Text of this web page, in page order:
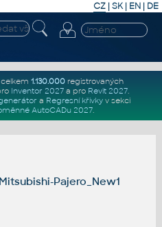
CZ | SK| EN | DE
1.130.000registrovaných
Inventor 2027a pro Revit 2027.
a Regresní křivkyv sekci
AutoCADu 2027.
Pajero_New1